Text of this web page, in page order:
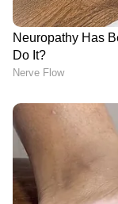
അതേസമയം
സൈനികരെ
സംഭവങ്ങളില്‍
വധശിക്ഷ